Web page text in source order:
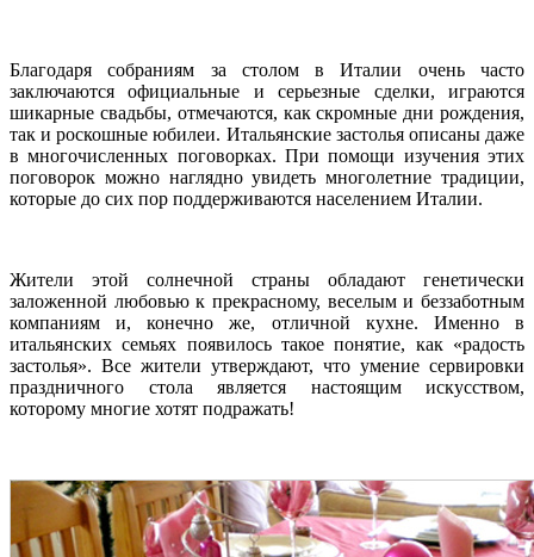
Благодаря собраниям за столом в Италии очень часто
заключаются официальные и серьезные сделки, играются
шикарные свадьбы, отмечаются, как скромные дни рождения,
так и роскошные юбилеи. Итальянские застолья описаны даже
в многочисленных поговорках. При помощи изучения этих
поговорок можно наглядно увидеть многолетние традиции,
которые до сих пор поддерживаются населением Италии.
Жители этой солнечной страны обладают генетически
заложенной любовью к прекрасному, веселым и беззаботным
компаниям и, конечно же, отличной кухне. Именно в
итальянских семьях появилось такое понятие, как «радость
застолья». Все жители утверждают, что умение сервировки
праздничного стола является настоящим искусством,
которому многие хотят подражать!